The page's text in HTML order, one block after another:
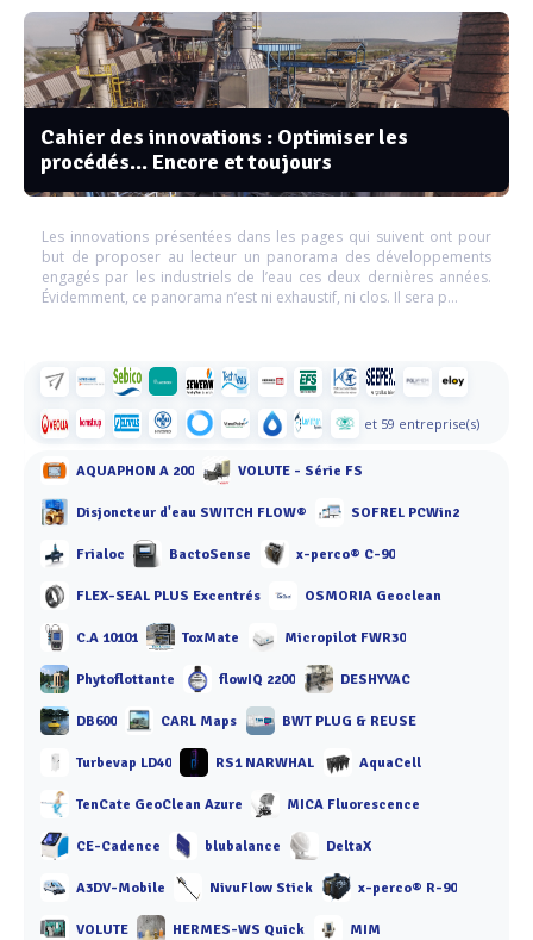
Cahier des innovations : Optimiser les
procédés... Encore et toujours
Les innovations présentées dans les pages qui suivent ont pour
but de proposer au lecteur un panorama des développements
engagés par les industriels de l’eau ces deux dernières années.
Évidemment, ce panorama n’est ni exhaustif, ni clos. Il sera p...
et 59 entreprise(s)
AQUAPHON A 200 VOLUTE - Série FS
Disjoncteur d'eau SWITCH FLOW® SOFREL PCWin2
Frialoc BactoSense x-perco® C-90
FLEX-SEAL PLUS Excentrés OSMORIA Geoclean
C.A 10101 ToxMate Micropilot FWR30
Phytoflottante flowIQ 2200 DESHYVAC
DB600 CARL Maps BWT PLUG & REUSE
Turbevap LD40 RS1 NARWHAL AquaCell
TenCate GeoClean Azure MICA Fluorescence
CE-Cadence blubalance DeltaX
A3DV-Mobile NivuFlow Stick x-perco® R-90
VOLUTE HERMES-WS Quick MIM